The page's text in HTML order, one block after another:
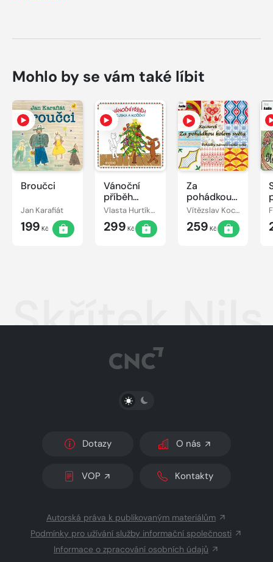
Mohlo by se vám také líbit
Broučci
Jan Karafiát
199 Kč
Vánoční
příběh
pejska a
kočičky
Vlasta Hurtíková
299 Kč
Za
pohádkou
kolem
světa
Vítězslav Kocourek
259 Kč
Skřítek Nils
PŘEPNOUT SVĚTLÝ/TMAVÝ REŽIM
Dotazy O nás
VOP Kontakty
Autorská práva k publikovaným materiálům
Podmínky pro užívání služby informační společnosti
Informace o zpracování osobních údajů